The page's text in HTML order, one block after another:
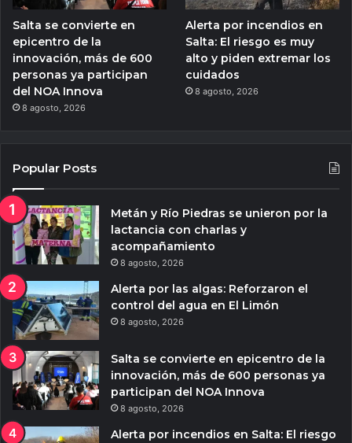
Salta se convierte en
epicentro de la
innovación, más de 600
personas ya participan
del NOA Innova
8 agosto, 2026
Alerta por incendios en
Salta: El riesgo es muy
alto y piden extremar los
cuidados
8 agosto, 2026
Popular Posts
Metán y Río Piedras se unieron por la
lactancia con charlas y
acompañamiento
8 agosto, 2026
Alerta por las algas: Reforzaron el
control del agua en El Limón
8 agosto, 2026
Salta se convierte en epicentro de la
innovación, más de 600 personas ya
participan del NOA Innova
8 agosto, 2026
Alerta por incendios en Salta: El riesgo